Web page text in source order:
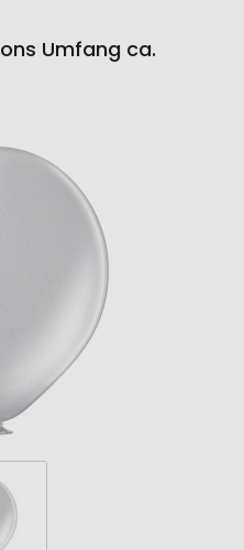
Umfang ca.